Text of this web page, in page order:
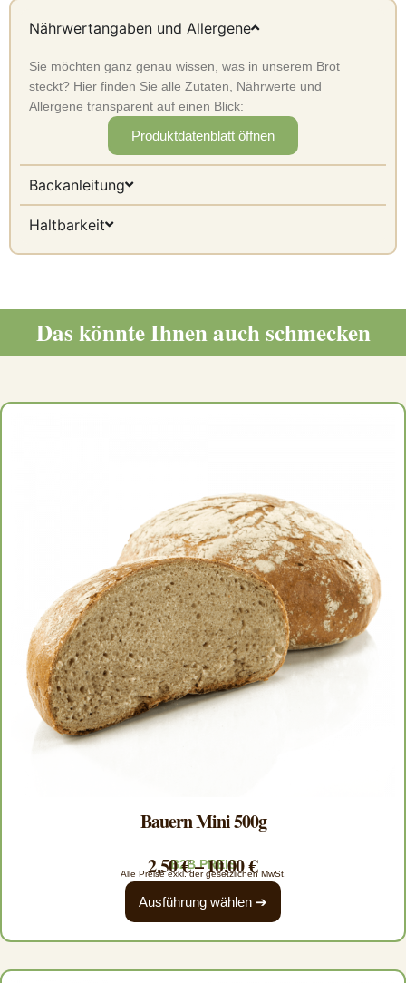
Nährwertangaben und Allergene
Sie möchten ganz genau wissen, was in unserem Brot
steckt? Hier finden Sie alle Zutaten, Nährwerte und
Allergene transparent auf einen Blick:
Produktdatenblatt öffnen
Backanleitung
Haltbarkeit
Das könnte Ihnen auch schmecken
Bauern Mini 500g
B2B PREIS
2,50€–10,00€
Alle Preise exkl. der gesetzlichen MwSt.
Ausführung wählen ➔